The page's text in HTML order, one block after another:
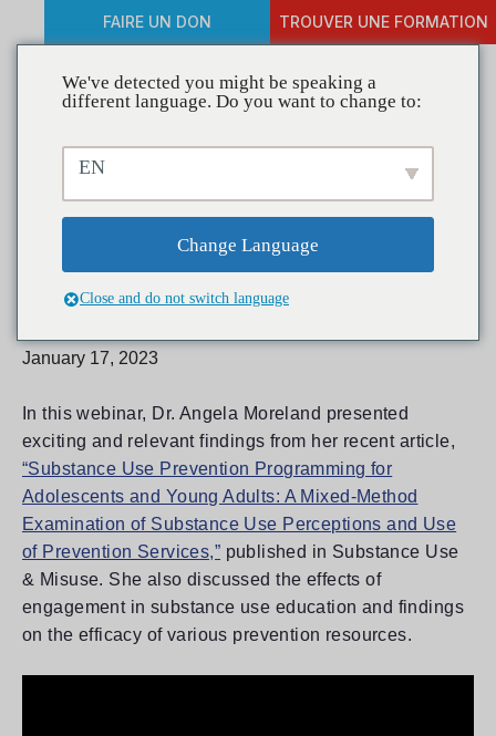
FAIRE UN DON TROUVER UNE FORMATION
Research Into Action
Webinar: Substance Use
Prevention Programming
for Youth
January 17, 2023
In this webinar, Dr. Angela Moreland presented
exciting and relevant findings from her recent article,
“Substance Use Prevention Programming for
Adolescents and Young Adults: A Mixed-Method
Examination of Substance Use Perceptions and Use
of Prevention Services,” published in Substance Use
& Misuse. She also discussed the effects of
engagement in substance use education and findings
on the efficacy of various prevention resources.
We've detected you might be speaking a
different language. Do you want to change to:
EN
Change Language
Close and do not switch language